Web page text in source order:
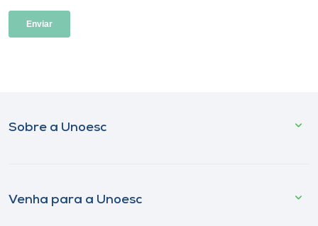
Sobre a Unoesc
Venha para a Unoesc